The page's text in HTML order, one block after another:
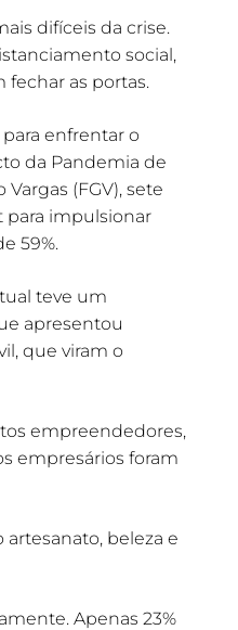
difíceis da crise.
social,
as portas.
enfrentar o
da Pandemia de
(FGV), sete
para impulsionar
59%.
teve um
apresentou
que viram o
empreendedores,
empresários foram
beleza e
Apenas 23%